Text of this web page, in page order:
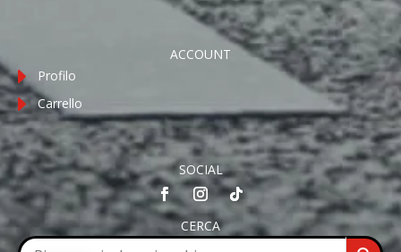
ACCOUNT
Profilo
Carrello
SOCIAL
CERCA